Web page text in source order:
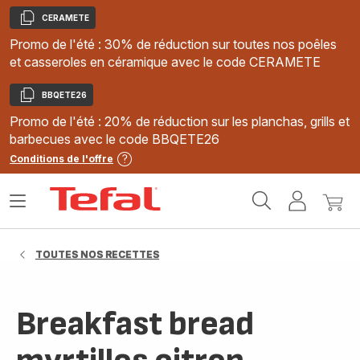
Copier
CERAMETE
Promo de l'été : 30% de réduction sur toutes nos poêles
et casseroles en céramique avec le code CERAMETE
Copier
BBQETE26
Promo de l'été : 20% de réduction sur les planchas, grills et
barbecues avec le code BBQETE26
Conditions de l'offre
MonMon
Ouvrir
TOUTES NOS RECETTES
Breakfast bread